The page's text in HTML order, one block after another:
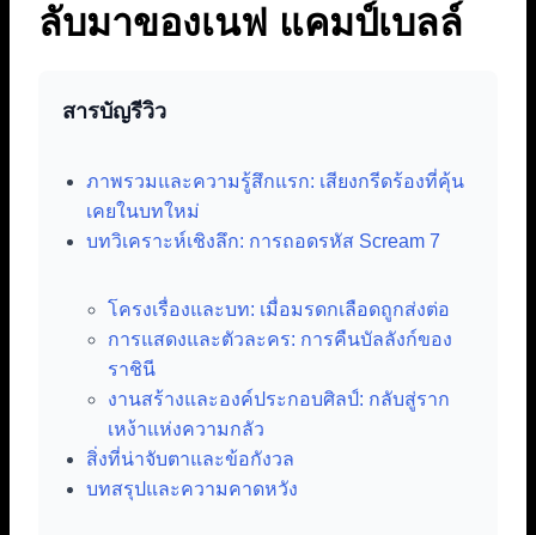
ลับมาของเนฟ แคมป์เบลล์
สารบัญรีวิว
ภาพรวมและความรู้สึกแรก: เสียงกรีดร้องที่คุ้น
เคยในบทใหม่
บทวิเคราะห์เชิงลึก: การถอดรหัส Scream 7
โครงเรื่องและบท: เมื่อมรดกเลือดถูกส่งต่อ
การแสดงและตัวละคร: การคืนบัลลังก์ของ
ราชินี
งานสร้างและองค์ประกอบศิลป์: กลับสู่ราก
เหง้าแห่งความกลัว
สิ่งที่น่าจับตาและข้อกังวล
บทสรุปและความคาดหวัง